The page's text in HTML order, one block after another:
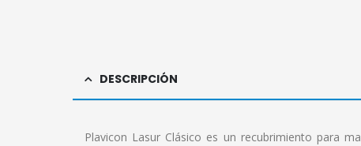
DESCRIPCIÓN
Plavicon Lasur Clásico es un recubrimiento para